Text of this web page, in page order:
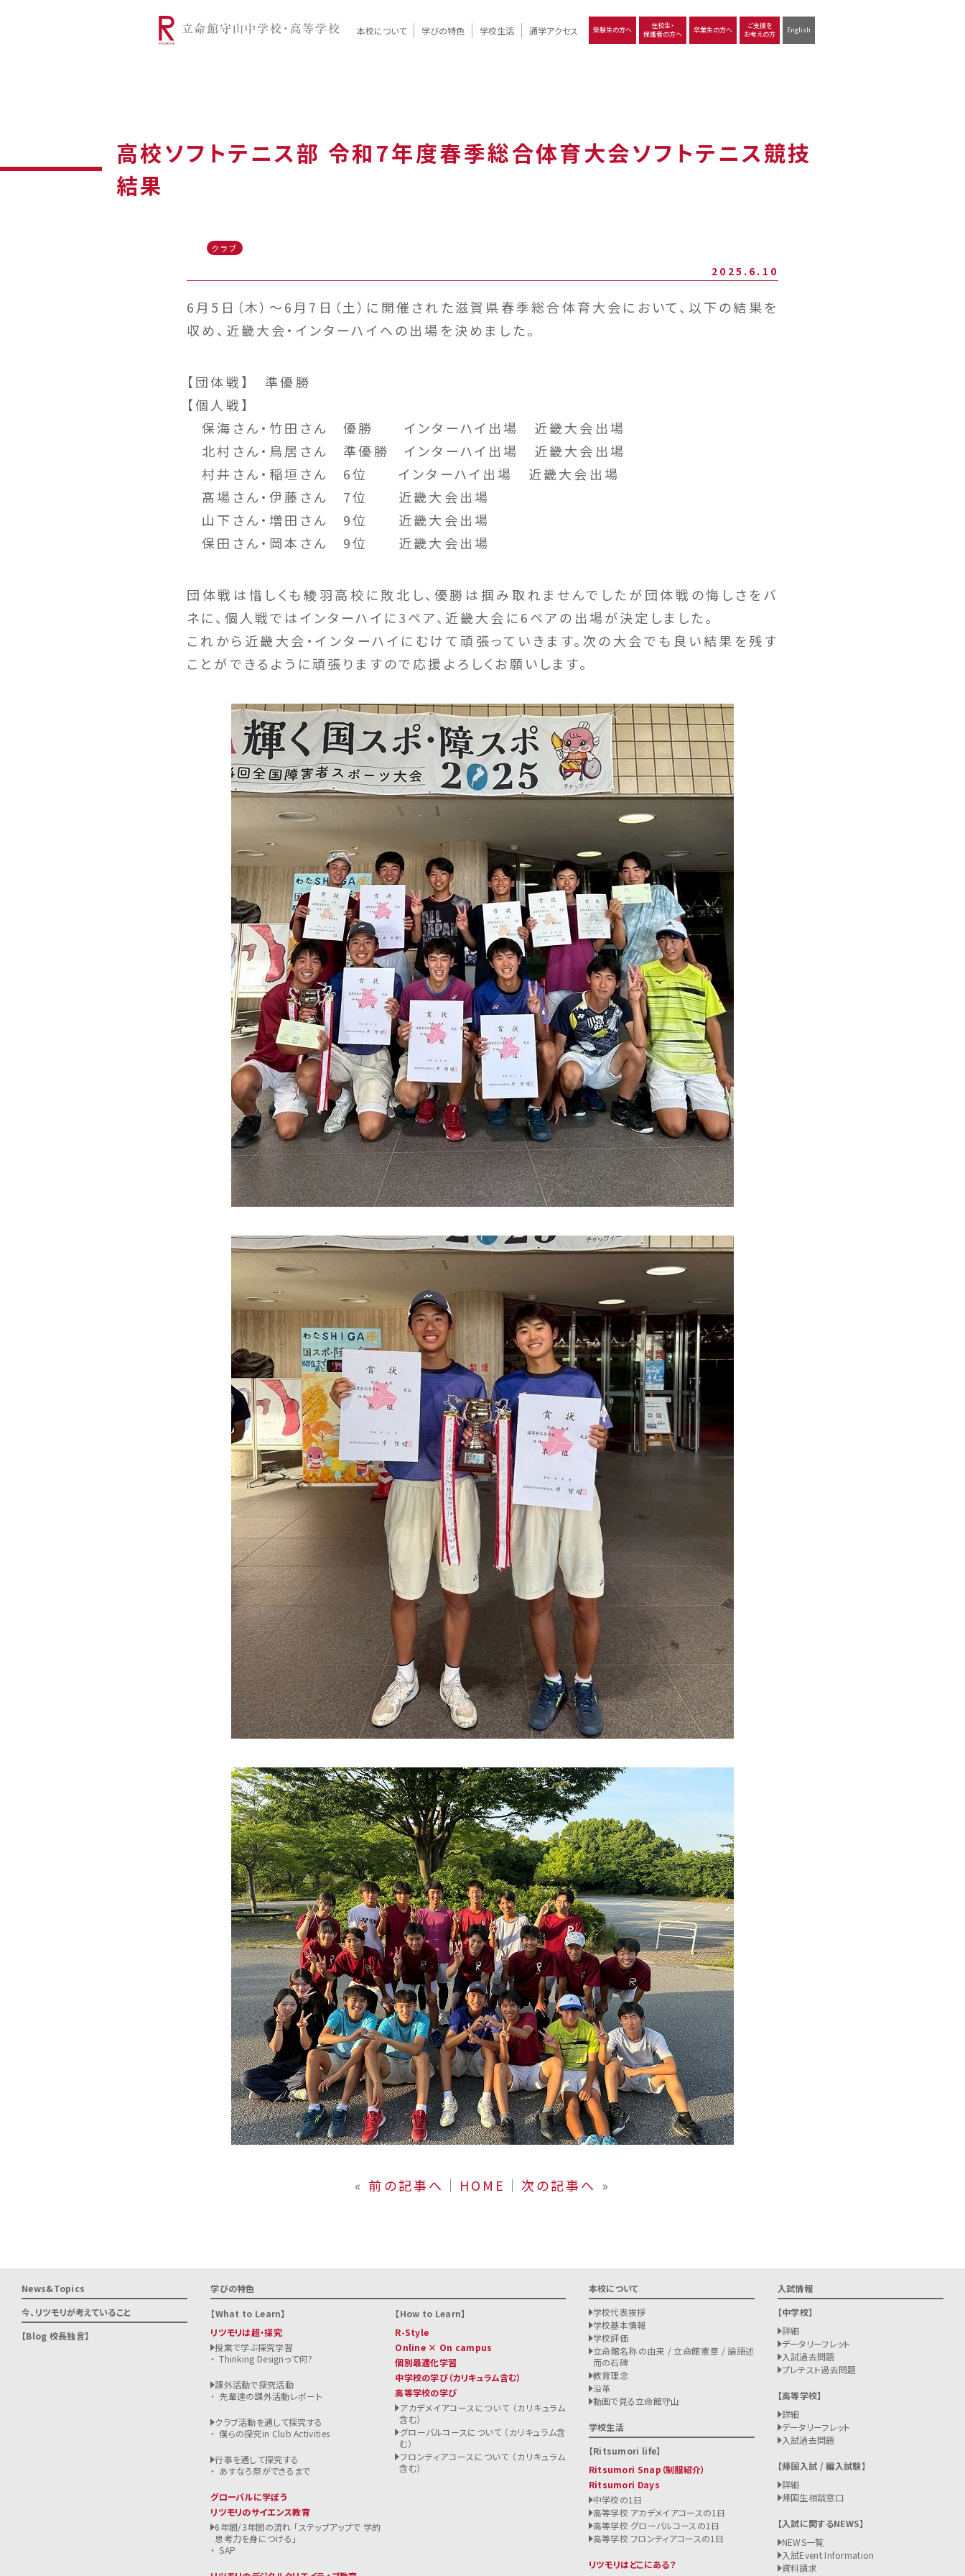
本校について 学びの特色 学校生活 通学アクセス 受験生の方へ
在校生・
保護者の方へ
卒業生の方へ
ご支援を
お考えの方
English
高校ソフトテニス部 令和7年度春季総合体育大会ソフトテニス競技
結果
クラブ
2025.6.10
6月5日（木）〜6月7日（土）に開催された滋賀県春季総合体育大会において、以下の結果を
収め、近畿大会・インターハイへの出場を決めました。
【団体戦】 準優勝
【個人戦】
保海さん・竹田さん 優勝 インターハイ出場 近畿大会出場
北村さん・鳥居さん 準優勝 インターハイ出場 近畿大会出場
村井さん・稲垣さん 6位 インターハイ出場 近畿大会出場
髙場さん・伊藤さん 7位 近畿大会出場
山下さん・増田さん 9位 近畿大会出場
保田さん・岡本さん 9位 近畿大会出場
団体戦は惜しくも綾羽高校に敗北し、優勝は掴み取れませんでしたが団体戦の悔しさをバ
ネに、個人戦ではインターハイに3ペア、近畿大会に6ペアの出場が決定しました。
これから近畿大会・インターハイにむけて頑張っていきます。次の大会でも良い結果を残す
ことができるように頑張りますので応援よろしくお願いします。
« 前の記事へ │ HOME │ 次の記事へ »
News&Topics
今、リツモリが考えていること
Blog 校長独言
学びの特色
What to Learn
リツモリは超・探究
授業で学ぶ探究学習
Thinking Designって何?
課外活動で探究活動
先輩達の課外活動レポート
クラブ活動を通して探究する
僕らの探究in Club Activities
行事を通して探究する
あすなろ祭ができるまで
グローバルに学ぼう
リツモリのサイエンス教育
6年間/3年間の流れ 「ステップアップで 学的
思考力を身につける」
SAP
How to Learn
R-Style
Online × On campus
個別最適化学習
中学校の学び（カリキュラム含む）
高等学校の学び
アカデメイアコースについて （カリキュラム
含む）
グローバルコースについて （カリキュラム含
む）
フロンティアコースについて （カリキュラム
含む）
本校について
学校代表挨拶
学校基本情報
学校評価
立命館名称の由来 / 立命館憲章 / 論語述
而の石碑
教育理念
沿革
動画で見る立命館守山
学校生活
Ritsumori life
Ritsumori Snap（制服紹介）
Ritsumori Days
中学校の1日
高等学校 アカデメイアコースの1日
高等学校 グローバルコースの1日
高等学校 フロンティアコースの1日
リツモリはどこにある？
入試情報
中学校
詳細
データリーフレット
入試過去問題
プレテスト過去問題
高等学校
詳細
データリーフレット
入試過去問題
帰国入試 / 編入試験
詳細
帰国生相談窓口
入試に関するNEWS
NEWS一覧
入試Event Information
資料請求